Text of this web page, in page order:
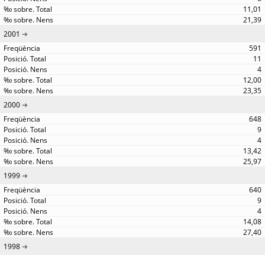
11,01
21,39
2001
591
11
4
12,00
23,35
2000
648
9
4
13,42
25,97
1999
640
9
4
14,08
27,40
1998